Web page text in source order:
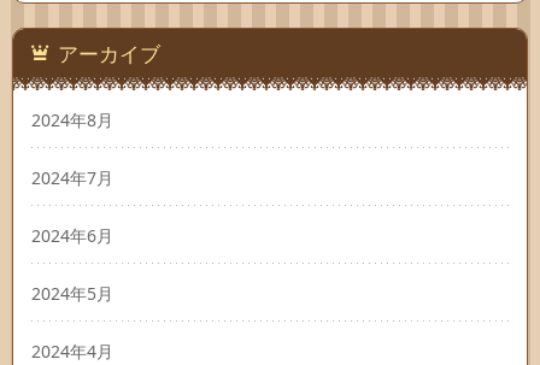
アーカイブ
2024年8月
2024年7月
2024年6月
2024年5月
2024年4月